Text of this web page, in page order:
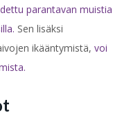
parantavan muistia
Sen lisäksi
ikääntymistä, voi